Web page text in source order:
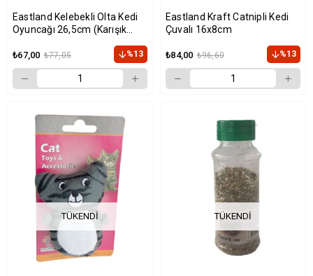
Eastland Kelebekli Olta Kedi
Oyuncağı 26,5cm (Karışık
₺67,00 ₺77,05 %13
Eastland Kraft Catnipli Kedi
Çuvalı 16x8cm
₺84,00 ₺96,60 %13
TÜKENDI TÜKENDI